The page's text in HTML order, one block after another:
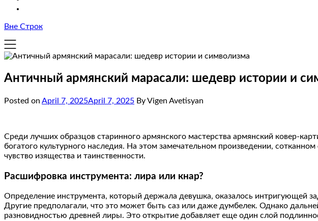
Вне Строк
Античный армянский марасали: шедевр истории и
Posted on April 7, 2025April 7, 2025 By Vigen Avetisyan
Среди лучших образцов старинного армянского мастерства армянский ковер-
богатого культурного наследия. На этом замечательном произведении,
чувство изящества и таинственности.
Расшифровка инструмента: лира или кнар?
Определение инструмента, который держала девушка, оказалось интригующей
Другие предполагали, что это может быть саз или даже думбелек. Однако
разновидностью древней лиры. Это открытие добавляет еще один слой